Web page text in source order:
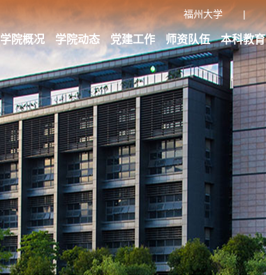
福州大学 |
学院概况 学院动态 党建工作 师资队伍 本科教育